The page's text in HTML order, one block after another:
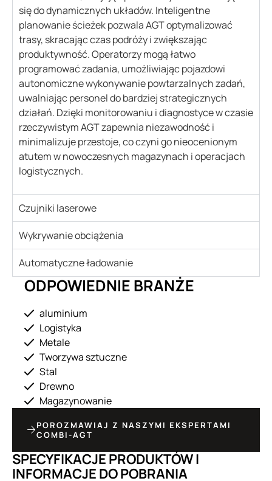
się do dynamicznych układów. Inteligentne
planowanie ścieżek pozwala AGT optymalizować
trasy, skracając czas podróży i zwiększając
produktywność. Operatorzy mogą łatwo
programować zadania, umożliwiając pojazdowi
autonomiczne wykonywanie powtarzalnych zadań,
uwalniając personel do bardziej strategicznych
działań. Dzięki monitorowaniu i diagnostyce w czasie
rzeczywistym AGT zapewnia niezawodność i
minimalizuje przestoje, co czyni go nieocenionym
atutem w nowoczesnych magazynach i operacjach
logistycznych.
Czujniki laserowe
Wykrywanie obciążenia
Automatyczne ładowanie
ODPOWIEDNIE BRANŻE
aluminium
Logistyka
Metale
Tworzywa sztuczne
Stal
Drewno
Magazynowanie
POROZMAWIAJ Z NASZYMI EKSPERTAMI
COMBI-AGT
SPECYFIKACJE PRODUKTÓW I
INFORMACJE DO POBRANIA